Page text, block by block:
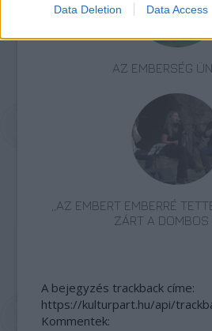
Data Deletion Data Access
AZ EMBERSÉG
„AZ EMBERT EMBERRÉ
ZÁRT A DOMBOS
A bejegyzés trackback címe:
https://kulturpart.hu/api/
Kommentek: